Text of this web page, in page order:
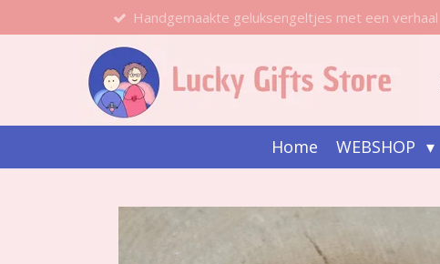
direct
hoofdinhoud
Handgemaakte geluksengeltjes met een verhaal
Home WEBSHOP